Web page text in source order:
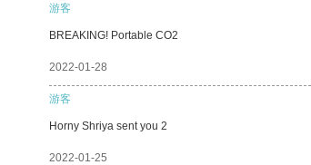
游客
BREAKING! Portable CO2
2022-01-28
游客
Horny Shriya sent you 2
2022-01-25